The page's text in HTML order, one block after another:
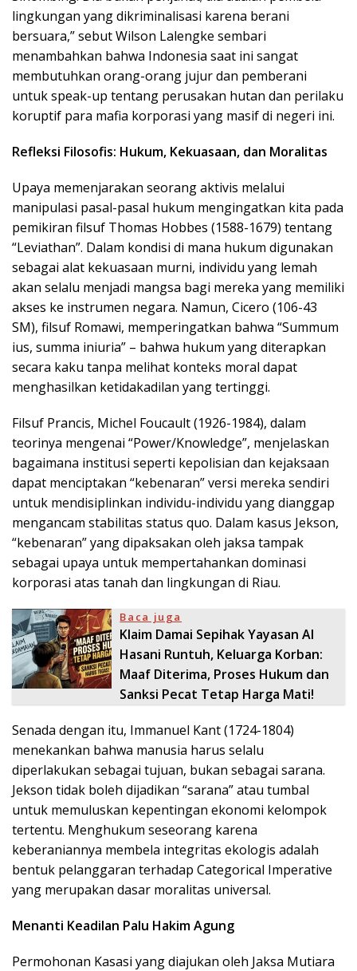
lingkungan yang dikriminalisasi karena berani
bersuara,” sebut Wilson Lalengke sembari
menambahkan bahwa Indonesia saat ini sangat
membutuhkan orang-orang jujur dan pemberani
untuk speak-up tentang perusakan hutan dan perilaku
koruptif para mafia korporasi yang masif di negeri ini.
Refleksi Filosofis: Hukum, Kekuasaan, dan Moralitas
Upaya memenjarakan seorang aktivis melalui
manipulasi pasal-pasal hukum mengingatkan kita pada
pemikiran filsuf Thomas Hobbes (1588-1679) tentang
“Leviathan”. Dalam kondisi di mana hukum digunakan
sebagai alat kekuasaan murni, individu yang lemah
akan selalu menjadi mangsa bagi mereka yang memiliki
akses ke instrumen negara. Namun, Cicero (106-43
SM), filsuf Romawi, memperingatkan bahwa “Summum
ius, summa iniuria” – bahwa hukum yang diterapkan
secara kaku tanpa melihat konteks moral dapat
menghasilkan ketidakadilan yang tertinggi.
Filsuf Prancis, Michel Foucault (1926-1984), dalam
teorinya mengenai “Power/Knowledge”, menjelaskan
bagaimana institusi seperti kepolisian dan kejaksaan
dapat menciptakan “kebenaran” versi mereka sendiri
untuk mendisiplinkan individu-individu yang dianggap
mengancam stabilitas status quo. Dalam kasus Jekson,
“kebenaran” yang dipaksakan oleh jaksa tampak
sebagai upaya untuk mempertahankan dominasi
korporasi atas tanah dan lingkungan di Riau.
Baca juga
Klaim Damai Sepihak Yayasan Al
Hasani Runtuh, Keluarga Korban:
Maaf Diterima, Proses Hukum dan
Sanksi Pecat Tetap Harga Mati!
Senada dengan itu, Immanuel Kant (1724-1804)
menekankan bahwa manusia harus selalu
diperlakukan sebagai tujuan, bukan sebagai sarana.
Jekson tidak boleh dijadikan “sarana” atau tumbal
untuk memuluskan kepentingan ekonomi kelompok
tertentu. Menghukum seseorang karena
keberaniannya membela integritas ekologis adalah
bentuk pelanggaran terhadap Categorical Imperative
yang merupakan dasar moralitas universal.
Menanti Keadilan Palu Hakim Agung
Permohonan Kasasi yang diajukan oleh Jaksa Mutiara